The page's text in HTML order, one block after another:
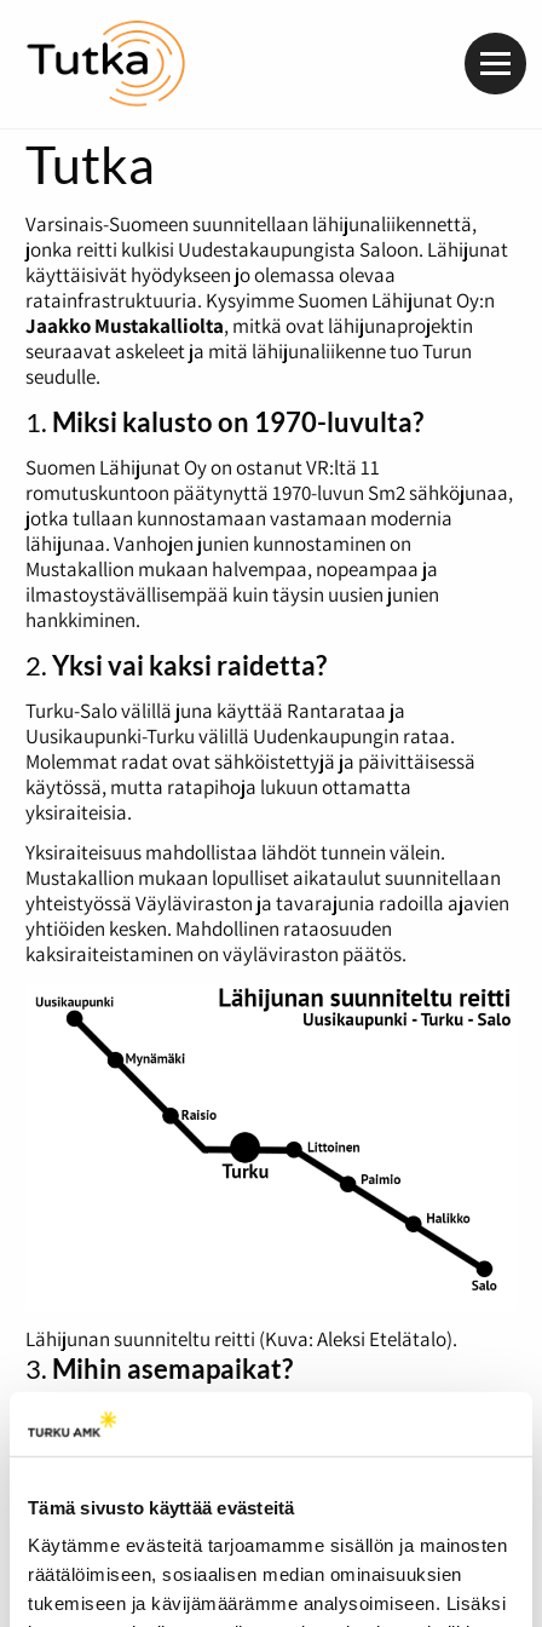
Tämä sivusto käyttää evästeitä
Käytämme evästeitä tarjoamamme sisällön ja mainosten
räätälöimiseen, sosiaalisen median ominaisuuksien
tukemiseen ja kävijämäärämme analysoimiseen. Lisäksi
Tutka
Varsinais-Suomeen suunnitellaan lähijunaliikennettä,
jonka reitti kulkisi Uudestakaupungista Saloon. Lähijunat
käyttäisivät hyödykseen jo olemassa olevaa
ratainfrastruktuuria. Kysyimme Suomen Lähijunat Oy:n
JaakkoMustakalliolta, mitkä ovat lähijunaprojektin
seuraavat askeleet ja mitä lähijunaliikenne tuo Turun
seudulle.
1. Miksi kalusto on 1970-luvulta?
Suomen Lähijunat Oy on ostanut VR:ltä 11
romutuskuntoon päätynyttä 1970-luvun Sm2 sähköjunaa,
jotka tullaan kunnostamaan vastamaan modernia
lähijunaa. Vanhojen junien kunnostaminen on
Mustakallion mukaan halvempaa, nopeampaa ja
ilmastoystävällisempää kuin täysin uusien junien
hankkiminen.
2.Yksi vai kaksi raidetta?
Turku-Salo välillä juna käyttää Rantarataa ja
Uusikaupunki-Turku välillä Uudenkaupungin rataa.
Molemmat radat ovat sähköistettyjä ja päivittäisessä
käytössä, mutta ratapihoja lukuun ottamatta
yksiraiteisia.
Yksiraiteisuus mahdollistaa lähdöt tunnein välein.
Mustakallion mukaan lopulliset aikataulut suunnitellaan
yhteistyössä Väyläviraston ja tavarajunia radoilla ajavien
yhtiöiden kesken. Mahdollinen rataosuuden
kaksiraiteistaminen on väyläviraston päätös.
Lähijunan suunniteltu reitti (Kuva: Aleksi Etelätalo).
3. Mihin asemapaikat?
Turku-Uusikaupunki välille suunnitellaan kymmentä
pysähdyspaikkaa ja Turku-Salo välille seitsemää.
Toiminnassa olevia asemia ei reitillä ole kuin
Uusia asemia joudutaan rakentamaan sekä vanhoja
kunnostamaan useita.
Pääsääntöisesti uudet seisakkeet tullaan rakentamaan
sellaisiin paikkoihin, joissa on jo sijannut seisake.